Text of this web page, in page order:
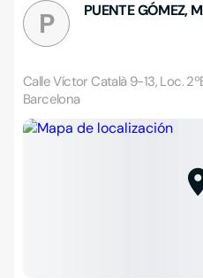
P PUENTE GÓMEZ,
Calle Víctor Català 9-13, Loc.
Barcelona